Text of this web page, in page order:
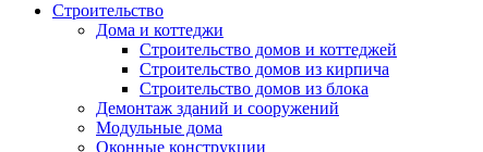
Строительство
Дома и коттеджи
Строительство домов и коттеджей
Строительство домов из кирпича
Строительство домов из блока
Демонтаж зданий и сооружений
Модульные дома
Оконные конструкции